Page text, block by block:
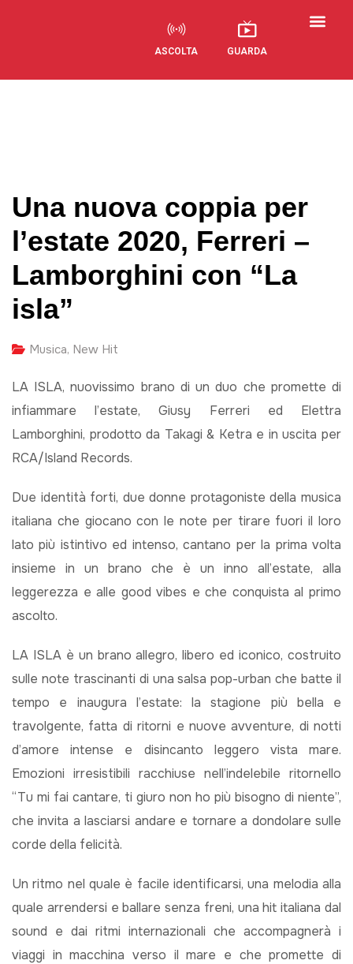
ASCOLTA GUARDA
Una nuova coppia per
l’estate 2020, Ferreri –
Lamborghini con “La
isla”
Musica, New Hit
LA ISLA, nuovissimo brano di un duo che promette di
infiammare l’estate, Giusy Ferreri ed Elettra
Lamborghini, prodotto da Takagi & Ketra e in uscita per
RCA/Island Records.
Due identità forti, due donne protagoniste della musica
italiana che giocano con le note per tirare fuori il loro
lato più istintivo ed intenso, cantano per la prima volta
insieme in un brano che è un inno all’estate, alla
leggerezza e alle good vibes e che conquista al primo
ascolto.
LA ISLA è un brano allegro, libero ed iconico, costruito
sulle note trascinanti di una salsa pop-urban che batte il
tempo e inaugura l’estate: la stagione più bella e
travolgente, fatta di ritorni e nuove avventure, di notti
d’amore intense e disincanto leggero vista mare.
Emozioni irresistibili racchiuse nell’indelebile ritornello
“Tu mi fai cantare, ti giuro non ho più bisogno di niente”,
che invita a lasciarsi andare e tornare a dondolare sulle
corde della felicità.
Un ritmo nel quale è facile identificarsi, una melodia alla
quale arrendersi e ballare senza freni, una hit italiana dal
sound e dai ritmi internazionali che accompagnerà i
viaggi in macchina verso il mare e che promette di